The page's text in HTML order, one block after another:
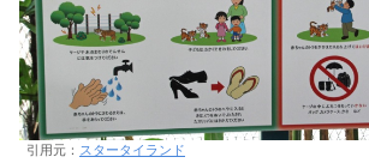
引用元： スタータイランド